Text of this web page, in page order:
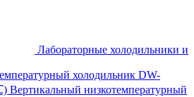
Лабораторные холодильники и
холодильник DW-
Вертикальный низкотемпературный